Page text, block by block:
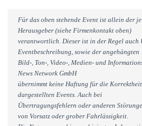
Für das oben stehende Event ist allein der
Herausgeber (siehe Firmenkontakt oben)
verantwortlich. Dieser ist in der Regel auch
Eventbeschreibung, sowie der angehängten
Bild-, Ton-, Video-, Medien- und
News Network GmbH
übernimmt keine Haftung für die
dargestellten Events. Auch bei
Übertragungsfehlern oder anderen
von Vorsatz oder grober Fahrlässigkeit.